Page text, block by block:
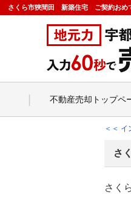
さくら市狹間田 新築住宅 ご契約おめ
不動産売却トップペ
＜＜
さ
さく